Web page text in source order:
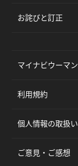
お詫びと訂正
マイナビウーマ
利用規約
個人情報の取扱
ご意見・ご感想